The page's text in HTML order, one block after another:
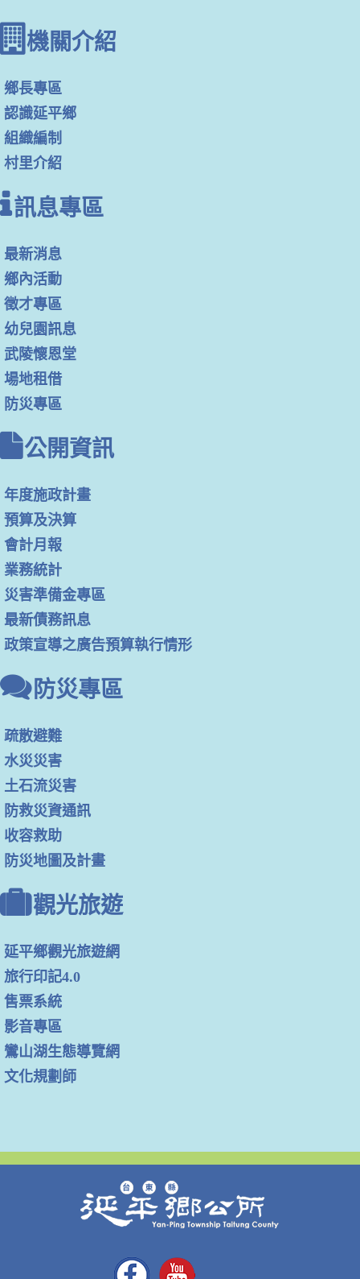
機關介紹
鄉長專區
認識延平鄉
組織編制
村里介紹
訊息專區
最新消息
鄉內活動
徵才專區
幼兒園訊息
武陵懷恩堂
場地租借
防災專區
公開資訊
年度施政計畫
預算及決算
會計月報
業務統計
災害準備金專區
最新債務訊息
政策宣導之廣告預算執行情形
防災專區
疏散避難
水災災害
土石流災害
防救災資通訊
收容救助
防災地圖及計畫
觀光旅遊
延平鄉觀光旅遊網
旅行印記4.0
售票系統
影音專區
鸞山湖生態導覽網
文化規劃師